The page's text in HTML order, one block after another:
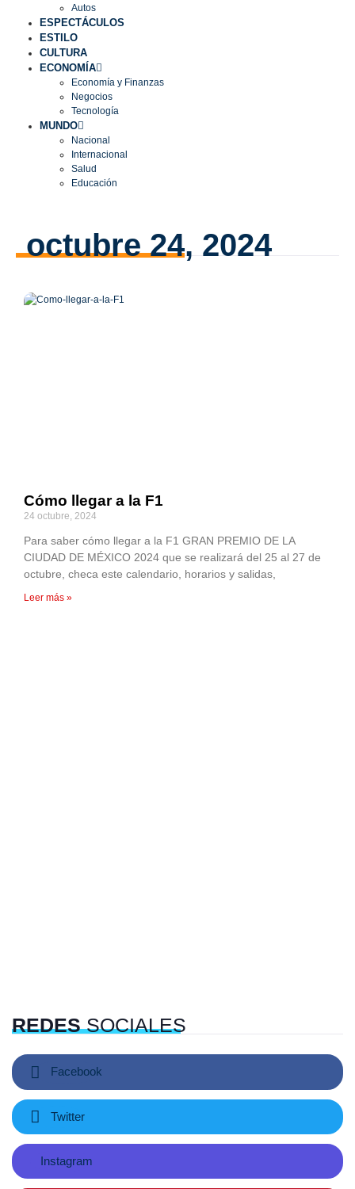
Autos
ESPECTÁCULOS
ESTILO
CULTURA
ECONOMÍA
Economía y Finanzas
Negocios
Tecnología
MUNDO
Nacional
Internacional
Salud
Educación
octubre 24, 2024
Cómo llegar a la F1
24 octubre, 2024
Para saber cómo llegar a la F1 GRAN PREMIO DE LA
CIUDAD DE MÉXICO 2024 que se realizará del 25 al 27 de
octubre, checa este calendario, horarios y salidas,
Leer más »
REDESSOCIALES
Facebook
Twitter
Instagram